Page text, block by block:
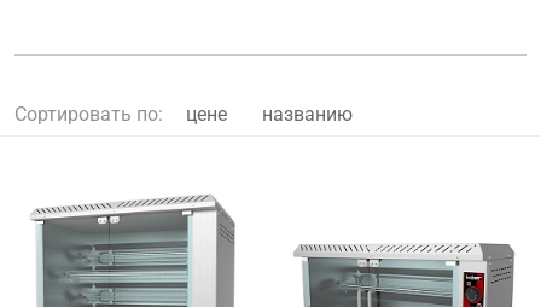
Сортировать по: цене названию